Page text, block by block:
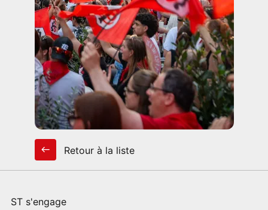
ST s'engage
Retour à la liste